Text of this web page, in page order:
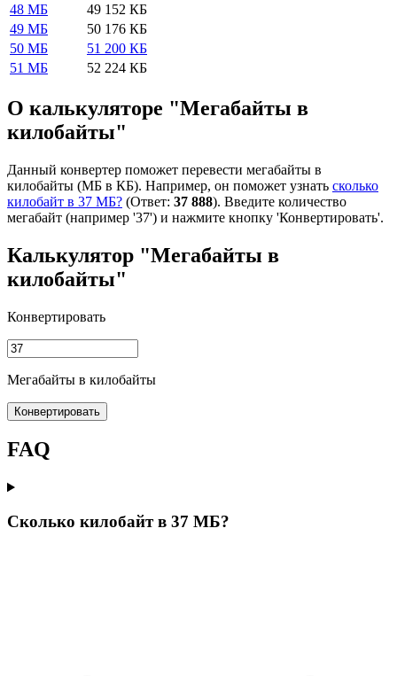
48 МБ
49 152 КБ
49 МБ
50 176 КБ
50 МБ
51 200 КБ
51 МБ
52 224 КБ
О калькуляторе "Мегабайты в
килобайты"
Данный конвертер поможет перевести мегабайты в
килобайты (МБ в КБ). Например, он поможет узнать сколько
килобайт в 37 МБ? (Ответ: 37 888). Введите количество
мегабайт (например '37') и нажмите кнопку 'Конвертировать'.
Калькулятор "Мегабайты в
килобайты"
Конвертировать
Мегабайты в килобайты
Конвертировать
FAQ
Сколько килобайт в 37 МБ?